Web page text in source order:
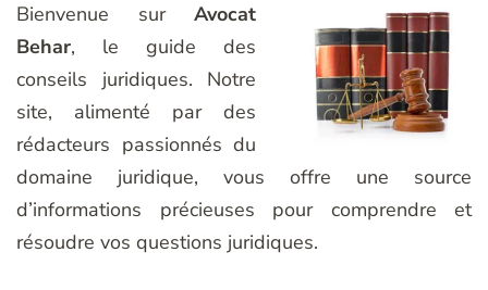
Bienvenue sur Avocat
Behar, le guide des
conseils juridiques. Notre
site, alimenté par des
rédacteurs passionnés du
domaine juridique, vous offre une source
d’informations précieuses pour comprendre et
résoudre vos questions juridiques.